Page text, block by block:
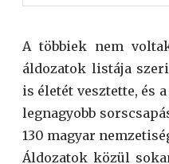
A többiek nem
áldozatok listája
is életét vesztette, és
legnagyobb
130 magyar
Áldozatok közül